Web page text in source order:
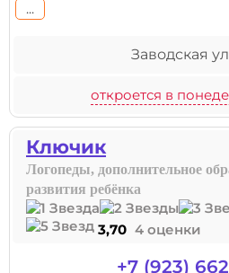
...
Заводская
откроется в
Ключик
Логопеды, дополнительное
развития ребёнка
3,70 4 оценки
+7 (923)